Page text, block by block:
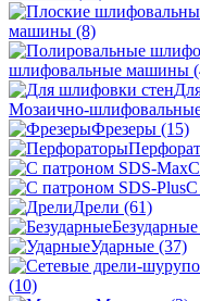
машины (8)
шлифовальные машины
Мозаично-
Фрезеры (15)
С
Дрели (61)
Безударные
Ударные (37)
(10)